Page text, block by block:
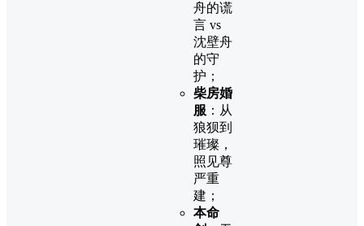
舟的谎
言 vs
沈壁舟
的守
护；
柴房婚
服 ：从
狼狈到
璀璨，
照见尊
严重
建；
本命